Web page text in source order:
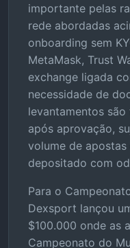
importante pelas
rede abordadas
onboarding sem
MetaMask, Trust
exchange ligada
necessidade de
levantamentos
após aprovação,
volume de
depositado com
Para o
Dexsport lançou
$100.000 onde as
Campeonato do